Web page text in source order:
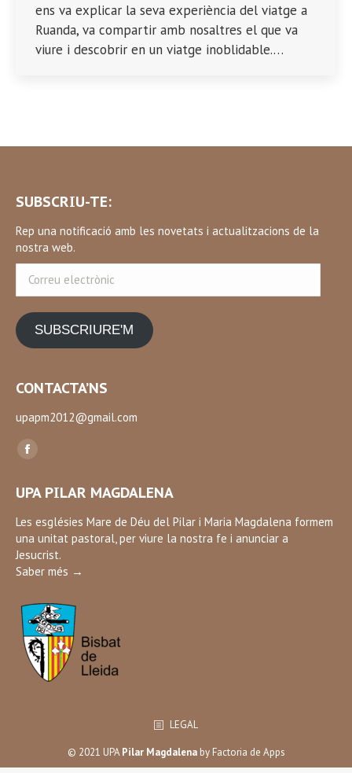
ens va explicar la seva experiència del viatge a
Ruanda, va compartir amb nosaltres el que va
viure i descobrir en un viatge inoblidable.…
SUBSCRIU-TE:
Rep una notificació amb les novetats i actualitzacions de la
nostra web.
electrònic
SUBSCRIURE'M
CONTACTA’NS
upapm2012@gmail.com
Find us on:
Facebook
opens
in
new
window
UPA PILAR MAGDALENA
Les esglésies Mare de Déu del Pilar i Maria Magdalena formem
una unitat pastoral, per viure la nostra fe i anunciar a
Jesucrist.
Saber més →
LEGAL
© 2021 UPAPilar Magdalenaby Factoria de Apps